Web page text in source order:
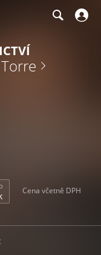
Cena včetně DPH